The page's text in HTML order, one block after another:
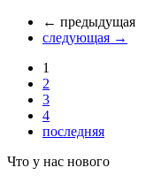
← предыдущая
следующая →
1
2
3
4
последняя
Что у нас нового